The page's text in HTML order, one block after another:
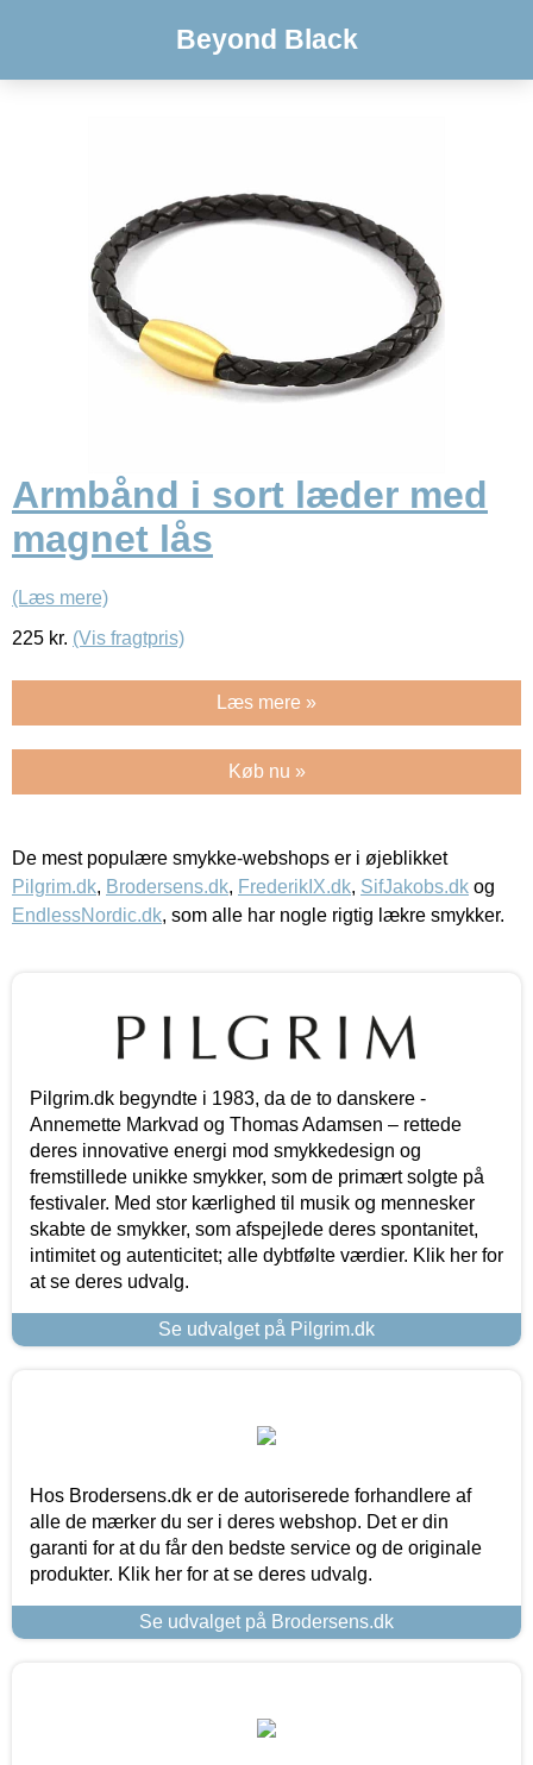
Beyond Black
Armbånd i sort læder med
magnet lås
(Læs mere)
225 kr. (Vis fragtpris)
Læs mere »
Køb nu »
De mest populære smykke-webshops er i øjeblikket
Pilgrim.dk, Brodersens.dk, FrederikIX.dk, SifJakobs.dk og
EndlessNordic.dk, som alle har nogle rigtig lækre smykker.
Pilgrim.dk begyndte i 1983, da de to danskere -
Annemette Markvad og Thomas Adamsen – rettede
deres innovative energi mod smykkedesign og
fremstillede unikke smykker, som de primært solgte på
festivaler. Med stor kærlighed til musik og mennesker
skabte de smykker, som afspejlede deres spontanitet,
intimitet og autenticitet; alle dybtfølte værdier. Klik her for
at se deres udvalg.
Se udvalget på Pilgrim.dk
Hos Brodersens.dk er de autoriserede forhandlere af
alle de mærker du ser i deres webshop. Det er din
garanti for at du får den bedste service og de originale
produkter. Klik her for at se deres udvalg.
Se udvalget på Brodersens.dk